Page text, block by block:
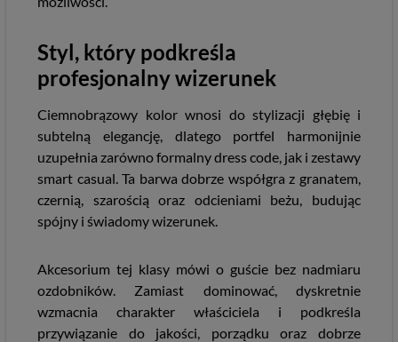
Styl, który podkreśla
profesjonalny wizerunek
Ciemnobrązowy kolor wnosi do stylizacji głębię i
subtelną elegancję, dlatego portfel harmonijnie
uzupełnia zarówno formalny dress code, jak i zestawy
smart casual. Ta barwa dobrze współgra z granatem,
czernią, szarością oraz odcieniami beżu, budując
spójny i świadomy wizerunek.
Akcesorium tej klasy mówi o guście bez nadmiaru
ozdobników. Zamiast dominować, dyskretnie
wzmacnia charakter właściciela i podkreśla
przywiązanie do jakości, porządku oraz dobrze